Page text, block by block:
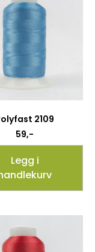
2109
59,-
Legg i